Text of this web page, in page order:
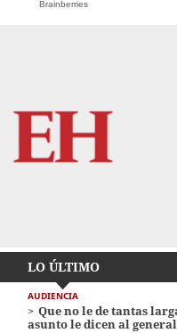
Brainberries
LO ÚLTIMO
AUDIENCIA
Que no le de tantas
asunto le dicen al